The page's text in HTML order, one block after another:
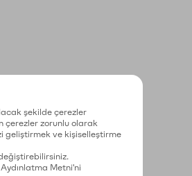
şekilde çerezler
çerezler zorunlu olarak
geliştirmek ve kişiselleştirme
Metni'ni